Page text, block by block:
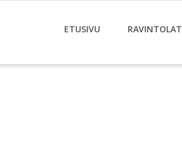
ETUSIVU RAVINTOLAT